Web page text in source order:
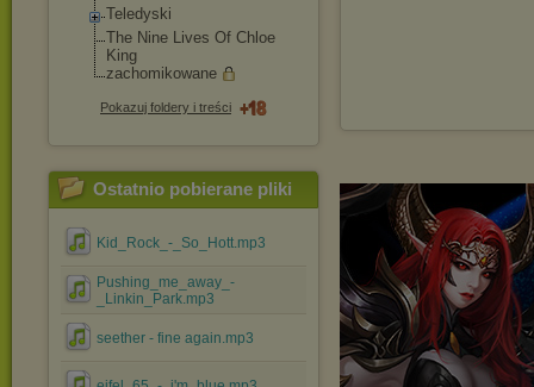
Teledyski
The Nine Lives Of Chloe
King
zachomikowane
Pokazuj foldery i treści
Ostatnio pobierane pliki
Kid_Rock_-_So_Hott.mp3
Pushing_me_away_-
_Linkin_Park.mp3
seether - fine again.mp3